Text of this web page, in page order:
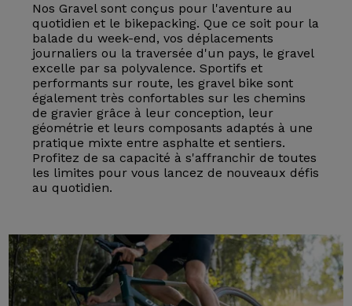
Nos Gravel sont conçus pour l'aventure au
quotidien et le bikepacking. Que ce soit pour la
balade du week-end, vos déplacements
journaliers ou la traversée d'un pays, le gravel
excelle par sa polyvalence. Sportifs et
performants sur route, les gravel bike sont
également très confortables sur les chemins
de gravier grâce à leur conception, leur
géométrie et leurs composants adaptés à une
pratique mixte entre asphalte et sentiers.
Profitez de sa capacité à s'affranchir de toutes
les limites pour vous lancez de nouveaux défis
au quotidien.